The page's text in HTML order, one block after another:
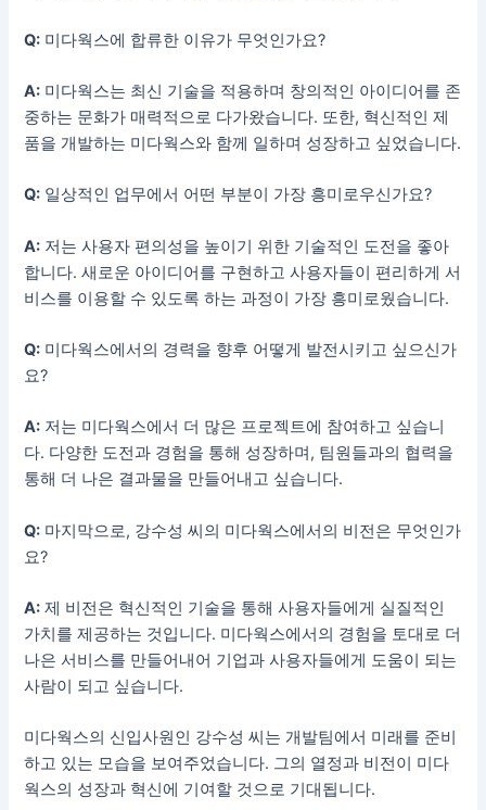
Q: 미다웍스에 합류한 이유가 무엇인가요?
A: 미다웍스는 최신 기술을 적용하며 창의적인 아이디어를 존
중하는 문화가 매력적으로 다가왔습니다. 또한, 혁신적인 제
품을 개발하는 미다웍스와 함께 일하며 성장하고 싶었습니다.
Q: 일상적인 업무에서 어떤 부분이 가장 흥미로우신가요?
A: 저는 사용자 편의성을 높이기 위한 기술적인 도전을 좋아
합니다. 새로운 아이디어를 구현하고 사용자들이 편리하게 서
비스를 이용할 수 있도록 하는 과정이 가장 흥미로웠습니다.
Q: 미다웍스에서의 경력을 향후 어떻게 발전시키고 싶으신가
요?
A: 저는 미다웍스에서 더 많은 프로젝트에 참여하고 싶습니
다. 다양한 도전과 경험을 통해 성장하며, 팀원들과의 협력을
통해 더 나은 결과물을 만들어내고 싶습니다.
Q: 마지막으로, 강수성 씨의 미다웍스에서의 비전은 무엇인가
요?
A: 제 비전은 혁신적인 기술을 통해 사용자들에게 실질적인
가치를 제공하는 것입니다. 미다웍스에서의 경험을 토대로 더
나은 서비스를 만들어내어 기업과 사용자들에게 도움이 되는
사람이 되고 싶습니다.
미다웍스의 신입사원인 강수성 씨는 개발팀에서 미래를 준비
하고 있는 모습을 보여주었습니다. 그의 열정과 비전이 미다
웍스의 성장과 혁신에 기여할 것으로 기대됩니다.